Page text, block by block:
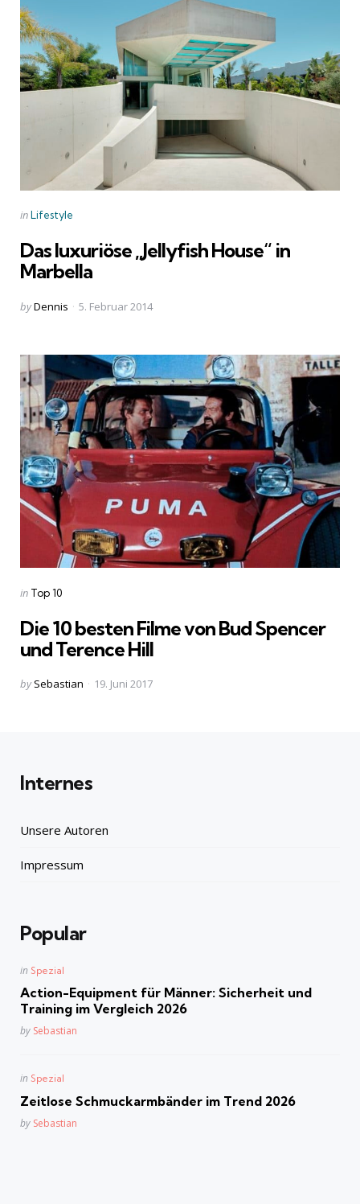
Categories
Posted
inLifestyle
Das luxuriöse „Jellyfish House“ in
Marbella
Posted
byDennis 5. Februar 2014
Categories
Posted
in Top 10
Die 10 besten Filme von Bud Spencer
und Terence Hill
Posted
by Sebastian 19. Juni 2017
Internes
Unsere Autoren
Impressum
Popular
Posted
in Spezial
Action-Equipment für Männer: Sicherheit und
Training im Vergleich 2026
Posted
by Sebastian
Posted
in Spezial
Zeitlose Schmuckarmbänder im Trend 2026
Posted
by Sebastian